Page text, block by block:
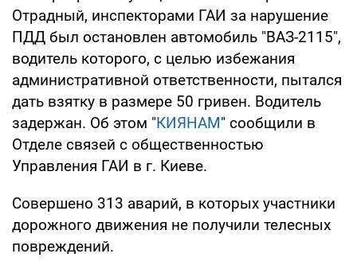
Отрадный, инспекторами ГАИ за нарушение
ПДД был остановлен автомобиль "ВАЗ-2115",
водитель которого, с целью избежания
административной ответственности, пытался
дать взятку в размере 50 гривен. Водитель
задержан. Об этом "КИЯНАМ" сообщили в
Отделе связей с общественностью
Управления ГАИ в г. Киеве.
Совершено 313 аварий, в которых участники
дорожного движения не получили телесных
повреждений.